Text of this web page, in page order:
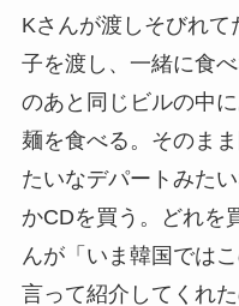
Kさんが渡しそびれ
子を渡し、一緒に食
のあと同じビルの中
麺を食べる。そのま
たいなデパートみた
かCDを買う。どれを
んが「いま韓国では
言って紹介してくれ